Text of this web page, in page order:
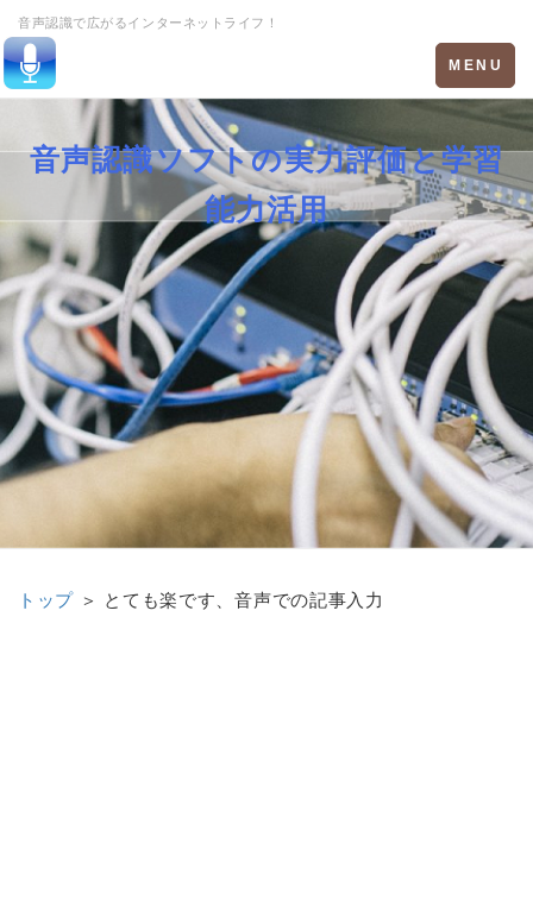
音声認識で広がるインターネットライフ！
Toggle
navigation
MENU
音声認識ソフトの実力評価と学習
能力活用
トップ ＞ とても楽です、音声での記事入力